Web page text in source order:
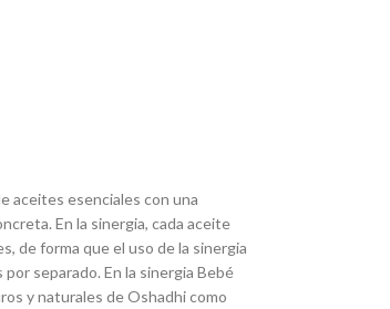
aceites esenciales con una
En la sinergia, cada aceite
de forma que el uso de la sinergia
separado. En la sinergia Bebé
y naturales de Oshadhi como